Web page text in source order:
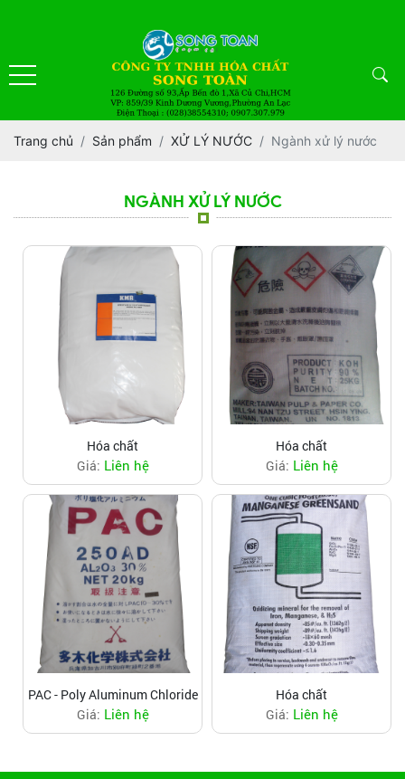
Trang chủ Sản phẩm XỬ LÝ NƯỚC Ngành xử lý nước
NGÀNH XỬ LÝ NƯỚC
Hóa chất
Giá: Liên hệ
Hóa chất
Giá: Liên hệ
PAC - Poly Aluminum Chloride
Giá: Liên hệ
Hóa chất
Giá: Liên hệ